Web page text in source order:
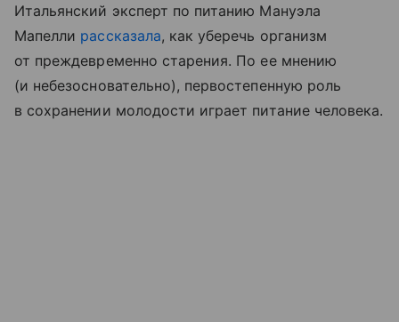
Итальянский эксперт по питанию Мануэла
Мапелли рассказала, как уберечь организм
от преждевременно старения. По ее мнению
(и небезосновательно), первостепенную роль
в сохранении молодости играет питание человека.